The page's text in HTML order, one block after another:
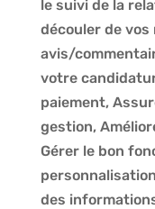
le suivi de la
découler de vos
avis/
votre
paiement,
gestion,
Gérer le bon
des